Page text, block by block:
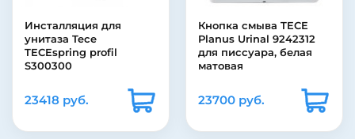
Инсталляция для
унитаза Tece
TECEspring profil
S300300
23418 руб.
Кнопка смыва TECE
Planus Urinal 9242312
для писсуара, белая
матовая
23700 руб.